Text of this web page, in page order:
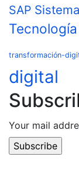
SAP
transformación-
digital
Your mail